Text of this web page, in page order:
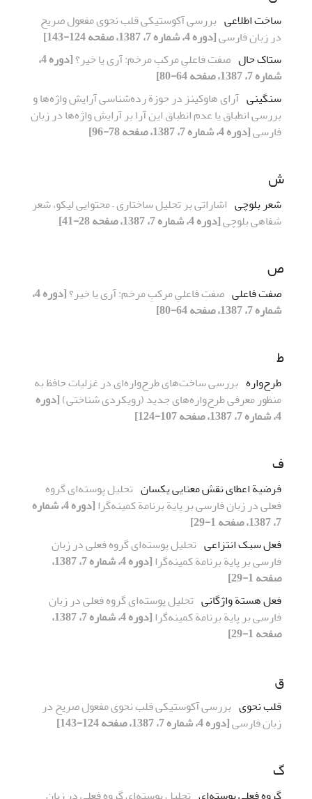
ساخت اطلاعی بررسی آکوستیکی قلب نحوی مفعول صریح
در زبان فارسی[دوره 4، شماره 7، 1387، صفحه 124-143]
ستاک حال صفتِ فاعلیِ مرکبِ مرخم: آری یا خیر؟
[دوره 4،
شماره 7، 1387، صفحه 64-80]
سنگینی آرای هاوکینز در حوزة رده‌شناسی آرایش واژه‌ها و
بررسی انطباق یا عدم انطباق این آرا بر آرایش واژه‌ها در زبان
فارسی[دوره 4، شماره 7، 1387، صفحه 78-96]
ش
شعر بلوچی اشاراتی بر تحلیل ساختاری – محتوایی لیکو، شعر
شفاهی بلوچی[دوره 4، شماره 7، 1387، صفحه 28-41]
ص
صفت فاعلی صفتِ فاعلیِ مرکبِ مرخم: آری یا خیر؟
[دوره 4،
شماره 7، 1387، صفحه 64-80]
ط
طرح‌واره بررسی ساخت‌های طرح‌واره‌ای در غزلیات حافظ به
منظور معرفی طرح‌واره‌های جدید (رویکردی شناختی)[دوره
4، شماره 7، 1387، صفحه 107-124]
ف
فرضیة اعطای نقش معنایی یکسان تحلیل پوسته‌ای گروه
فعلی در زبان فارسی بر پایة برنامة کمینه‌گرا
[دوره 4، شماره
7، 1387، صفحه 1-29]
فعل سبک انتزاعی تحلیل پوسته‌ای گروه فعلی در زبان
فارسی بر پایة برنامة کمینه‌گرا
[دوره 4، شماره 7، 1387،
صفحه 1-29]
فعل هستة واژگانی تحلیل پوسته‌ای گروه فعلی در زبان
فارسی بر پایة برنامة کمینه‌گرا
[دوره 4، شماره 7، 1387،
صفحه 1-29]
ق
قلب نحوی بررسی آکوستیکی قلب نحوی مفعول صریح در
زبان فارسی[دوره 4، شماره 7، 1387، صفحه 124-143]
گ